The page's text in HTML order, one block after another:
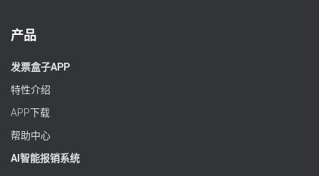
产品
发票盒子APP
特性介绍
APP下载
帮助中心
AI智能报销系统